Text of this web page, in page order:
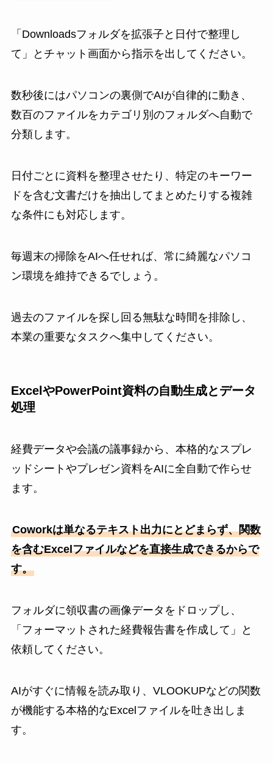
「Downloadsフォルダを拡張子と日付で整理し
て」とチャット画面から指示を出してください。
数秒後にはパソコンの裏側でAIが自律的に動き、
数百のファイルをカテゴリ別のフォルダへ自動で
分類します。
日付ごとに資料を整理させたり、特定のキーワー
ドを含む文書だけを抽出してまとめたりする複雑
な条件にも対応します。
毎週末の掃除をAIへ任せれば、常に綺麗なパソコ
ン環境を維持できるでしょう。
過去のファイルを探し回る無駄な時間を排除し、
本業の重要なタスクへ集中してください。
ExcelやPowerPoint資料の自動生成とデータ
処理
経費データや会議の議事録から、本格的なスプレ
ッドシートやプレゼン資料をAIに全自動で作らせ
ます。
Coworkは単なるテキスト出力にとどまらず、関数
を含むExcelファイルなどを直接生成できるからで
す。
フォルダに領収書の画像データをドロップし、
「フォーマットされた経費報告書を作成して」と
依頼してください。
AIがすぐに情報を読み取り、VLOOKUPなどの関数
が機能する本格的なExcelファイルを吐き出しま
す。